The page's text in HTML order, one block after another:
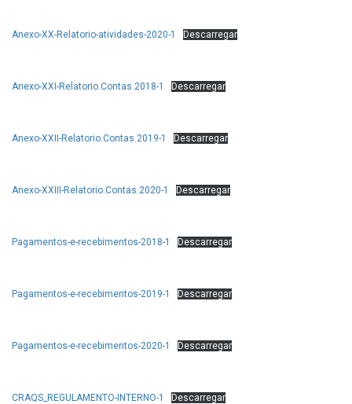
Anexo-XX-Relatorio-atividades-2020-1 Descarregar
Anexo-XXI-Relatorio.Contas.2018-1 Descarregar
Anexo-XXII-Relatorio.Contas.2019-1 Descarregar
Anexo-XXIII-Relatorio.Contas.2020-1 Descarregar
Pagamentos-e-recebimentos-2018-1 Descarregar
Pagamentos-e-recebimentos-2019-1 Descarregar
Pagamentos-e-recebimentos-2020-1 Descarregar
CRAQS_REGULAMENTO-INTERNO-1 Descarregar